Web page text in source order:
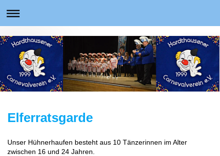
Elferratsgarde
Unser Hühnerhaufen besteht aus 10 Tänzerinnen im Alter
zwischen 16 und 24 Jahren.